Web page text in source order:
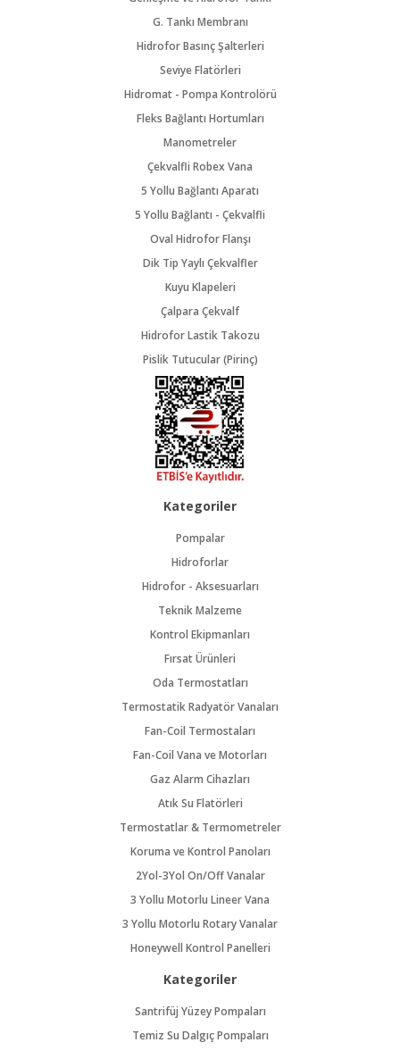
G. Tankı Membranı
Hidrofor Basınç Şalterleri
Seviye Flatörleri
Hidromat - Pompa Kontrolörü
Fleks Bağlantı Hortumları
Manometreler
Çekvalfli Robex Vana
5 Yollu Bağlantı Aparatı
5 Yollu Bağlantı - Çekvalfli
Oval Hidrofor Flanşı
Dik Tip Yaylı Çekvalfler
Kuyu Klapeleri
Çalpara Çekvalf
Hidrofor Lastik Takozu
Pislik Tutucular (Pirinç)
Kategoriler
Pompalar
Hidroforlar
Hidrofor - Aksesuarları
Teknik Malzeme
Kontrol Ekipmanları
Fırsat Ürünleri
Oda Termostatları
Termostatik Radyatör Vanaları
Fan-Coil Termostaları
Fan-Coil Vana ve Motorları
Gaz Alarm Cihazları
Atık Su Flatörleri
Termostatlar & Termometreler
Koruma ve Kontrol Panoları
2Yol-3Yol On/Off Vanalar
3 Yollu Motorlu Lineer Vana
3 Yollu Motorlu Rotary Vanalar
Honeywell Kontrol Panelleri
Kategoriler
Santrifüj Yüzey Pompaları
Temiz Su Dalgıç Pompaları